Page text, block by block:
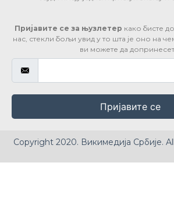
Пријавите се за њузлетер како бисте
нас, стекли бољи увид у то шта је оно на
ви можете да
Пријавите се
Copyright 2020. Викимедија Србије.